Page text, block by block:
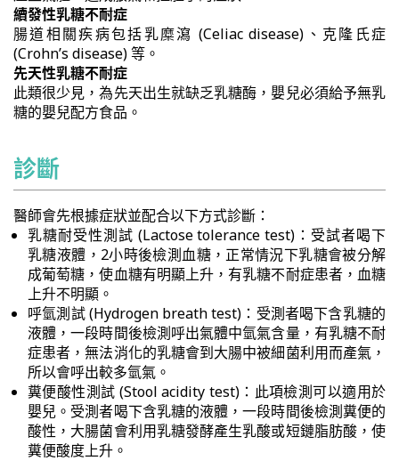
續發性乳糖不耐症
腸道相關疾病包括乳糜瀉 (Celiac disease)、克隆氏症
(Crohn’s disease) 等。
先天性乳糖不耐症
此類很少見，為先天出生就缺乏乳糖酶，嬰兒必須給予無乳
糖的嬰兒配方食品。
診斷
醫師會先根據症狀並配合以下方式診斷：
乳糖耐受性測試 (Lactose tolerance test)：受試者喝下
乳糖液體，2小時後檢測血糖，正常情況下乳糖會被分解
成葡萄糖，使血糖有明顯上升，有乳糖不耐症患者，血糖
上升不明顯。
呼氫測試 (Hydrogen breath test)：受測者喝下含乳糖的
液體，一段時間後檢測呼出氣體中氫氣含量，有乳糖不耐
症患者，無法消化的乳糖會到大腸中被細菌利用而產氣，
所以會呼出較多氫氣。
糞便酸性測試 (Stool acidity test)：此項檢測可以適用於
嬰兒。受測者喝下含乳糖的液體，一段時間後檢測糞便的
酸性，大腸菌會利用乳糖發酵產生乳酸或短鏈脂肪酸，使
糞便酸度上升。